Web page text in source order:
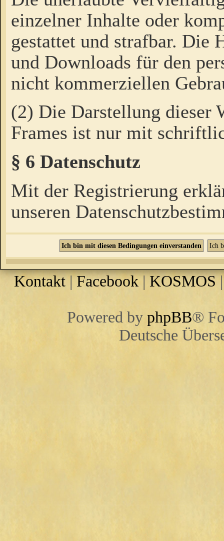
einzelner Inhalte oder
gestattet und strafbar. Die
und Downloads für den
nicht kommerziellen
(2) Die Darstellung dieser
Frames ist nur mit
§ 6 Datenschutz
Mit der Registrierung
unseren
Kontakt |Facebook | KOSMOS
Powered by phpBB®
Deutsche